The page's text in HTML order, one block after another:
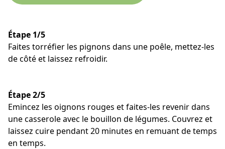
Étape 1/5
Faites torréfier les pignons dans une poêle, mettez-les
de côté et laissez refroidir.
Étape 2/5
Emincez les oignons rouges et faites-les revenir dans
une casserole avec le bouillon de légumes. Couvrez et
laissez cuire pendant 20 minutes en remuant de temps
en temps.